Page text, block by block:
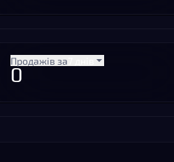
Продажів за
0